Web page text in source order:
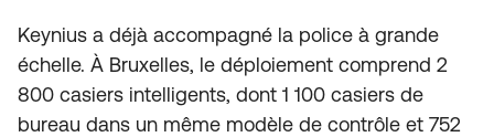
Keynius a déjà accompagné la police à grande
échelle. À Bruxelles, le déploiement comprend 2
800 casiers intelligents, dont 1 100 casiers de
bureau dans un même modèle de contrôle et 752